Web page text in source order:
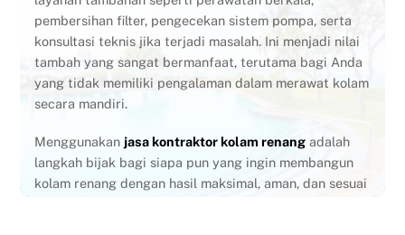
hasil pembangunan yang maksimal, aman, dan sesuai
standar. Mulai dari perencanaan, proses pembangunan,
hingga perawatan jangka panjang, Anda akan
mendapatkan layanan yang profesional dan
bertanggung jawab. Jangan ragu untuk menanyakan
karena dari sana, Anda bisa menilai kualitas dan
kredibilitas jasa yang ditawarkan.
pembersihan filter, pengecekan sistem pompa, serta
konsultasi teknis jika terjadi masalah. Ini menjadi nilai
tambah yang sangat bermanfaat, terutama bagi Anda
yang tidak memiliki pengalaman dalam merawat kolam
secara mandiri.
Menggunakan jasa kontraktor kolam renang adalah
langkah bijak bagi siapa pun yang ingin membangun
kolam renang dengan hasil maksimal, aman, dan sesuai